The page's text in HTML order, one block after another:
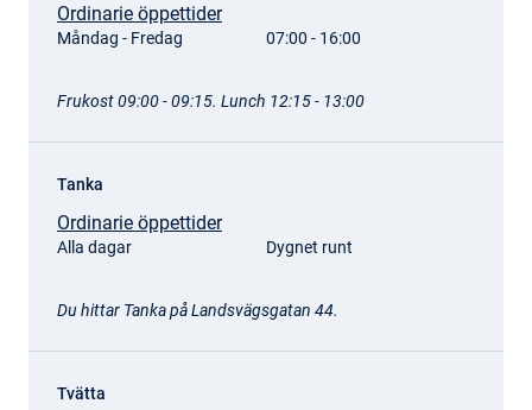
Ordinarie öppettider
Måndag - Fredag 07:00 - 16:00
Frukost 09:00 - 09:15. Lunch 12:15 - 13:00
Tanka
Ordinarie öppettider
Alla dagar Dygnet runt
Du hittar Tanka på Landsvägsgatan 44.
Tvätta